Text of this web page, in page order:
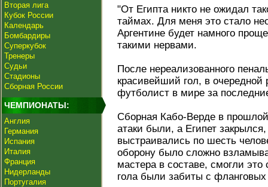
Вторая лига
Кубок России
Календарь
Бомбардиры
Суперкубок
Тренеры
Судьи
Стадионы
Сборная России
ЧЕМПИОНАТЫ:
Англия
Германия
Испания
Италия
Франция
Нидерланды
Португалия
"От Египта никто не ожидал
таймах. Для меня это стало
Аргентине будет намного
такими нервами.
После нереализованного
красивейший гол, в очередной
футболист в мире за
Сборная Кабо‑Верде в
атаки были, а Египет
выстраивались по шесть
оборону было сложно
мастера в составе, смогли
гола были забиты с фланговых